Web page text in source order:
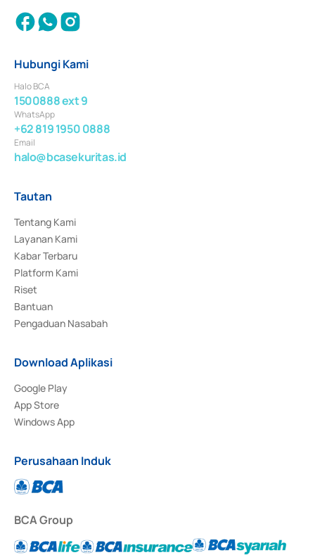
Hubungi Kami
Halo BCA
1500888 ext 9
WhatsApp
+62 819 1950 0888
Email
halo@bcasekuritas.id
Tautan
Tentang Kami
Layanan Kami
Kabar Terbaru
Platform Kami
Riset
Bantuan
Pengaduan Nasabah
Download Aplikasi
Google Play
App Store
Windows App
Perusahaan Induk
BCA Group